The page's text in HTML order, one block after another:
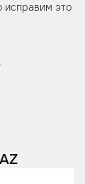
исправим это